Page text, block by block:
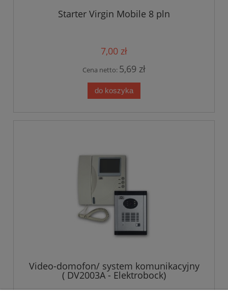
Starter Virgin Mobile 8 pln
7,00 zł
Cena netto: 5,69 zł
do koszyka
Video-domofon/ system komunikacyjny
( DV2003A - Elektrobock)